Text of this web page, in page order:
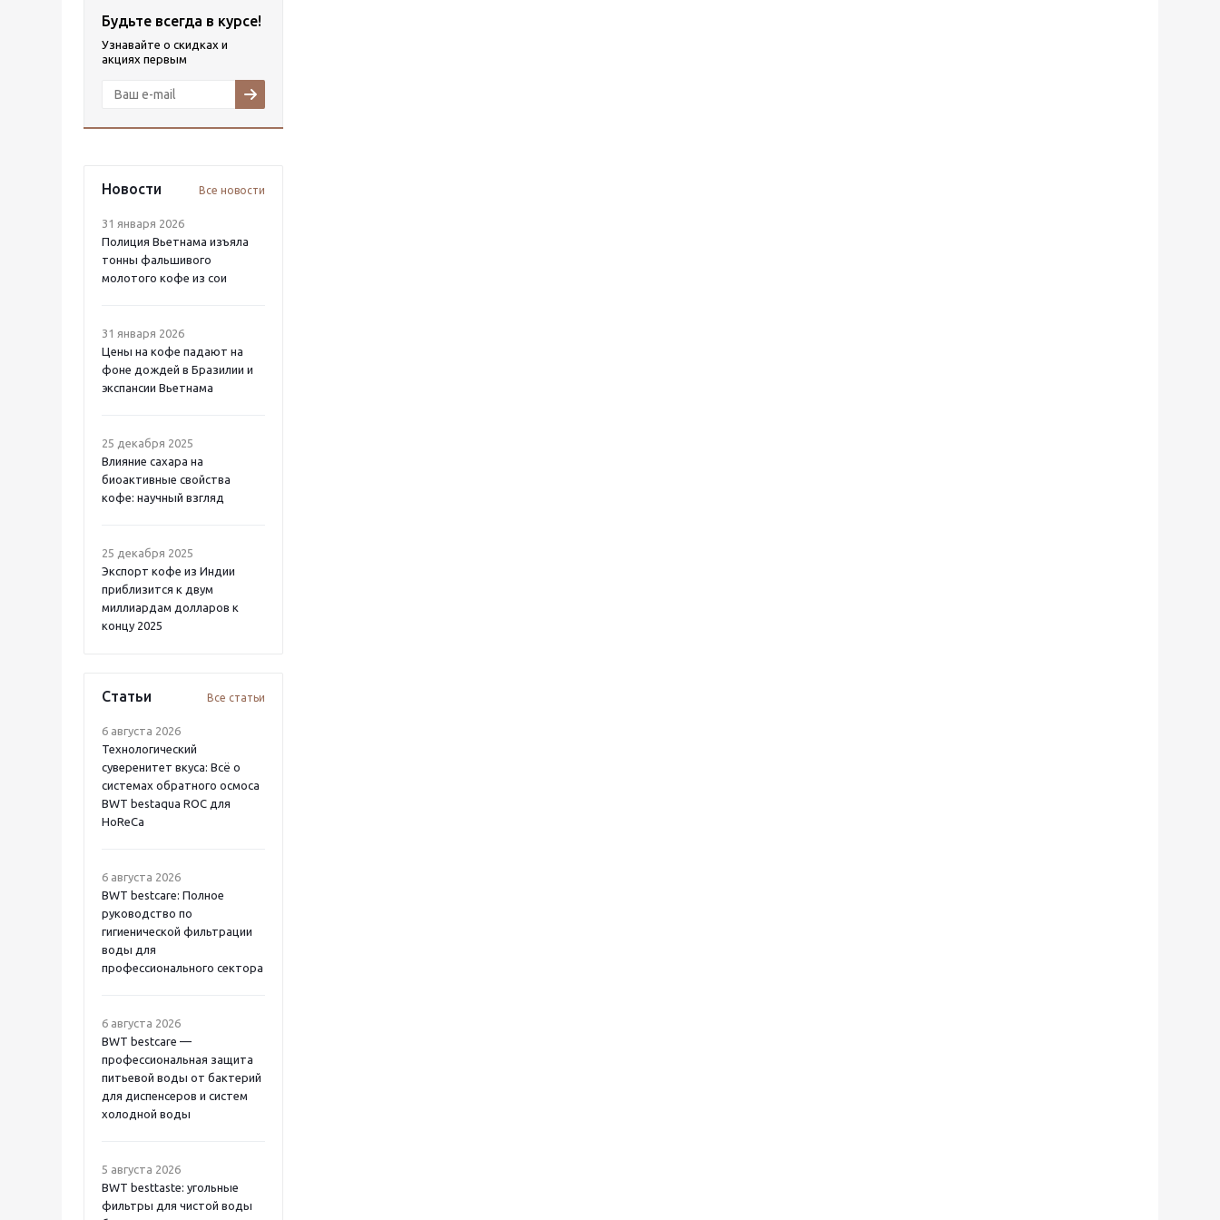
Будьте всегда в курсе!
Узнавайте о скидках и
акциях первым
Новости Все новости
31 января 2026
Полиция Вьетнама изъяла
тонны фальшивого
молотого кофе из сои
31 января 2026
Цены на кофе падают на
фоне дождей в Бразилии и
экспансии Вьетнама
25 декабря 2025
Влияние сахара на
биоактивные свойства
кофе: научный взгляд
25 декабря 2025
Экспорт кофе из Индии
приблизится к двум
миллиардам долларов к
концу 2025
Статьи Все статьи
6 августа 2026
Технологический
суверенитет вкуса: Всё о
системах обратного осмоса
BWT bestaqua ROC для
HoReCa
6 августа 2026
BWT bestcare: Полное
руководство по
гигиенической фильтрации
воды для
профессионального сектора
6 августа 2026
BWT bestcare —
профессиональная защита
питьевой воды от бактерий
для диспенсеров и систем
холодной воды
5 августа 2026
BWT besttaste: угольные
фильтры для чистой воды